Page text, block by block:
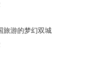
旅游的梦幻双城